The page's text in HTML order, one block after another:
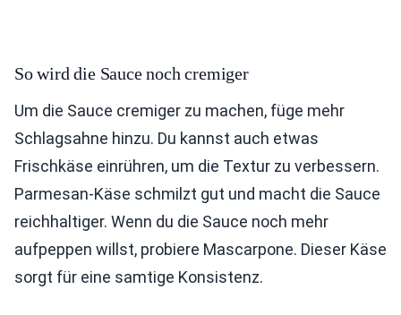
So wird die Sauce noch cremiger
Um die Sauce cremiger zu machen, füge mehr
Schlagsahne hinzu. Du kannst auch etwas
Frischkäse einrühren, um die Textur zu verbessern.
Parmesan-Käse schmilzt gut und macht die Sauce
reichhaltiger. Wenn du die Sauce noch mehr
aufpeppen willst, probiere Mascarpone. Dieser Käse
sorgt für eine samtige Konsistenz.